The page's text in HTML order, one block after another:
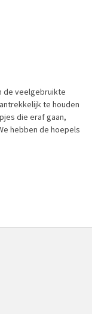
de veelgebruikte
te houden
die eraf gaan,
hebben de hoepels